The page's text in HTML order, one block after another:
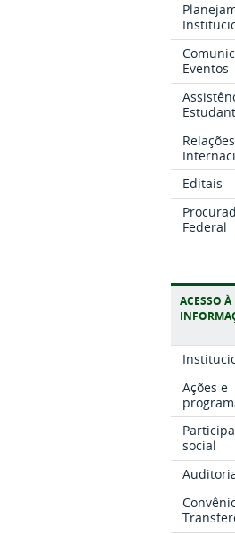
Eventos
Relações
Editais
Federal
ACESSO À
Ações e
social